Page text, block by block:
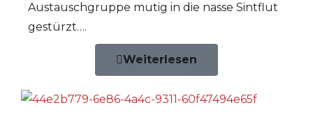
Austauschgruppe mutig in die nasse Sintflut
gestürzt….
Weiterlesen